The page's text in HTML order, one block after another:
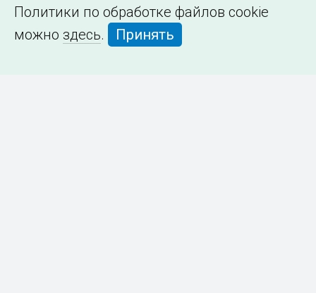
Политики по обработке файлов cookie
можно здесь. Принять